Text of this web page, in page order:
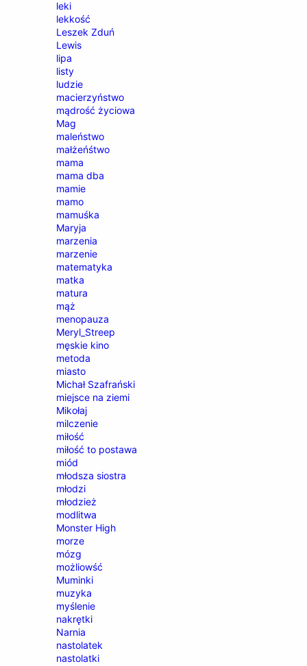
leki
lekkość
Leszek Zduń
Lewis
lipa
listy
ludzie
macierzyństwo
mądrość życiowa
Mag
maleństwo
małżeńśtwo
mama
mama dba
mamie
mamo
mamuśka
Maryja
marzenia
marzenie
matematyka
matka
matura
mąż
menopauza
Meryl_Streep
męskie kino
metoda
miasto
Michał Szafrański
miejsce na ziemi
Mikołaj
milczenie
miłość
miłość to postawa
miód
młodsza siostra
młodzi
młodzież
modlitwa
Monster High
morze
mózg
możliowść
Muminki
muzyka
myślenie
nakrętki
Narnia
nastolatek
nastolatki